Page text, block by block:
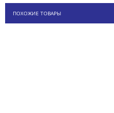
ПОХОЖИЕ ТОВАРЫ